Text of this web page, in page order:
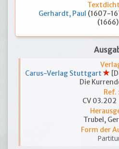
Gerhardt, Paul (1607-
(1666)
Carus-Verlag Stuttgart
Die
Ref. :
CV 03.202
Trubel,
Form der